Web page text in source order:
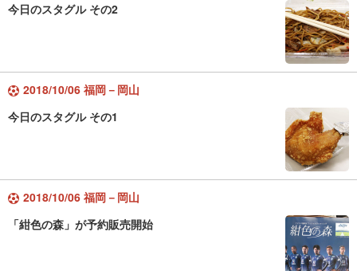
今日のスタグル その2
2018/10/06 福岡－岡山
今日のスタグル その1
2018/10/06 福岡－岡山
「紺色の森」が予約販売開始